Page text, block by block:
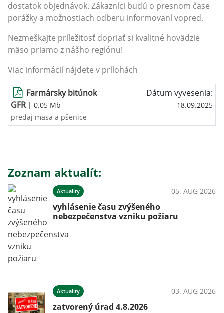
dostatok objednávok. Zákazníci budú o presnom čase
porážky a možnostiach odberu informovaní vopred.
Nezmeškajte príležitosť dopriať si kvalitné hovädzie
mäso priamo z nášho regiónu!
Viac informácií nájdete v prílohách
Farmársky bitúnok
GFR| 0.05 Mb
Dátum vyvesenia:
18.09.2025
predaj mäsa a pšenice
Zoznam aktualít:
Aktuality 05. AUG 2026
vyhlásenie času zvýšeného
nebezpečenstva vzniku požiaru
Aktuality 03. AUG 2026
zatvorený úrad 4.8.2026